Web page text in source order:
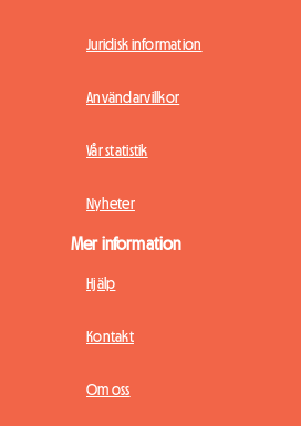
Juridisk information
Användarvillkor
Vår statistik
Nyheter
Mer information
Hjälp
Kontakt
Om oss